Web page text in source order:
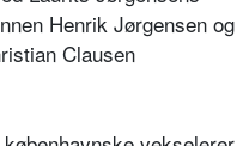
Henrik Jørgensen og
Clausen